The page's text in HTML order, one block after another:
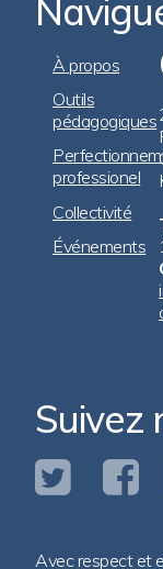
Footer
Navigation
À propos
Outils
pédagogiques
professionel
Collectivité
Événements
Suivez
Avec respect et